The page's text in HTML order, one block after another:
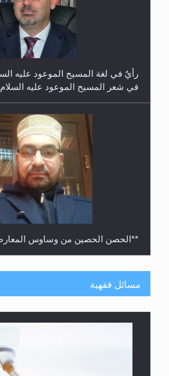
في شعر المسيح الموعود عليه
**الحصن الحصين من وساوس
مسائل فقهية